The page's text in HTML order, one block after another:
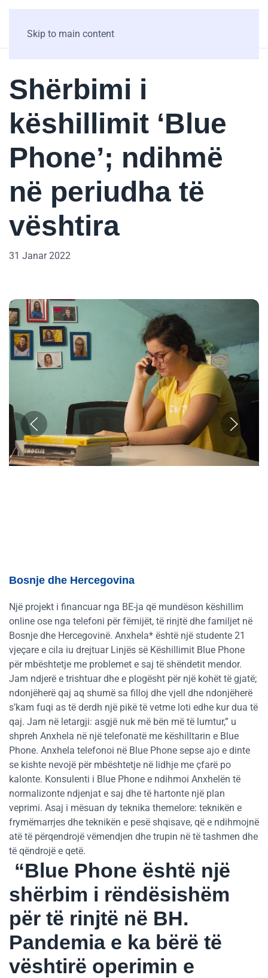
Skip to main content
Shërbimi i
këshillimit ‘Blue
Phone’; ndihmë
në periudha të
vështira
31 Janar 2022
Bosnje dhe Hercegovina
Një projekt i financuar nga BE-ja që mundëson këshillim
online ose nga telefoni për fëmijët, të rinjtë dhe familjet në
Bosnje dhe Hercegovinë. Anxhela* është një studente 21
vjeçare e cila iu drejtuar Linjës së Këshillimit Blue Phone
për mbështetje me problemet e saj të shëndetit mendor.
Jam ndjerë e trishtuar dhe e plogësht për një kohët të gjatë;
ndonjëherë qaj aq shumë sa filloj dhe vjell dhe ndonjëherë
s’kam fuqi as të derdh një pikë të vetme loti edhe kur dua të
qaj. Jam në letargji: asgjë nuk më bën më të lumtur,” u
shpreh Anxhela në një telefonatë me këshilltarin e Blue
Phone. Anxhela telefonoi në Blue Phone sepse ajo e dinte
se kishte nevojë për mbështetje në lidhje me çfarë po
kalonte. Konsulenti i Blue Phone e ndihmoi Anxhelën të
normalizonte ndjenjat e saj dhe të hartonte një plan
veprimi. Asaj i mësuan dy teknika themelore: teknikën e
frymëmarrjes dhe teknikën e pesë shqisave, që e ndihmojnë
atë të përqendrojë vëmendjen dhe trupin në të tashmen dhe
të qëndrojë e qetë.
“Blue Phone është një
shërbim i rëndësishëm
për të rinjtë në BH.
Pandemia e ka bërë të
vështirë operimin e